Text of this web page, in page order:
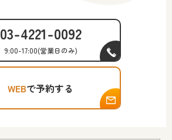
03-4221-0092
9:00-17:00(営業日のみ)
WEBで予約する